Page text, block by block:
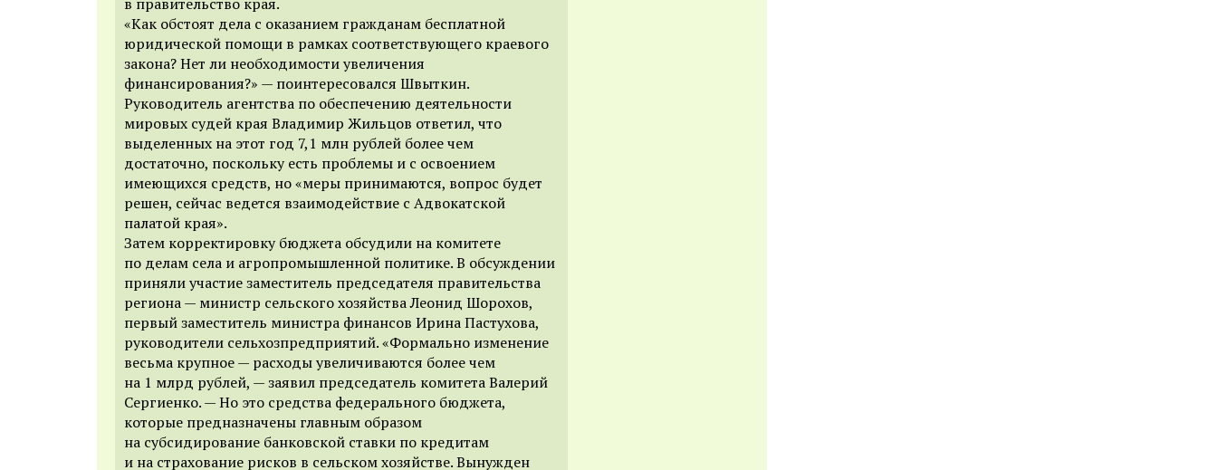
«Как обстоят дела с оказанием гражданам бесплатной
юридической помощи в рамках соответствующего краевого
закона? Нет ли необходимости увеличения
финансирования?» — поинтересовался Швыткин.
Руководитель агентства по обеспечению деятельности
мировых судей края Владимир Жильцов ответил, что
выделенных на этот год 7,1 млн рублей более чем
достаточно, поскольку есть проблемы и с освоением
имеющихся средств, но «меры принимаются, вопрос будет
решен, сейчас ведется взаимодействие с Адвокатской
палатой края».
Затем корректировку бюджета обсудили на комитете
по делам села и агропромышленной политике. В обсуждении
приняли участие заместитель председателя правительства
региона — министр сельского хозяйства Леонид Шорохов,
первый заместитель министра финансов Ирина Пастухова,
руководители сельхозпредприятий. «Формально изменение
весьма крупное — расходы увеличиваются более чем
на 1 млрд рублей, — заявил председатель комитета Валерий
Сергиенко. — Но это средства федерального бюджета,
которые предназначены главным образом
на субсидирование банковской ставки по кредитам
и на страхование рисков в сельском хозяйстве. Вынужден